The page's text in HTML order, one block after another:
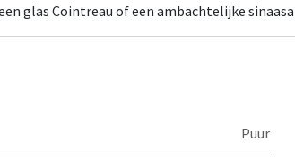
glas Cointreau of een ambachtelijke
Puur